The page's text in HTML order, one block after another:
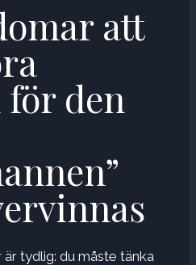
att
den
tydlig: du måste tänka